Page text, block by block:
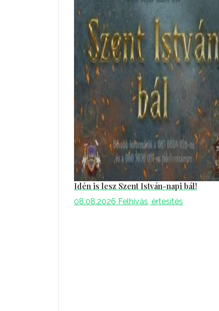
Idén is lesz Szent István-napi bál!
08.08.2026 Felhívás, értesítés